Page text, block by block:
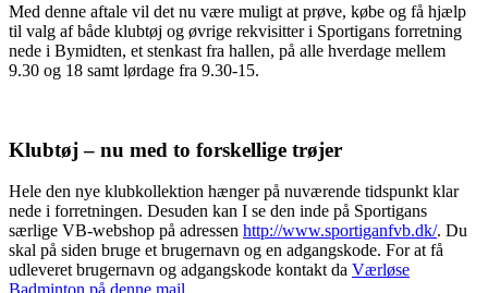
Med denne aftale vil det nu være muligt at prøve, købe og få hjælp
til valg af både klubtøj og øvrige rekvisitter i Sportigans forretning
nede i Bymidten, et stenkast fra hallen, på alle hverdage mellem
9.30 og 18 samt lørdage fra 9.30-15.
Klubtøj – nu med to forskellige trøjer
Hele den nye klubkollektion hænger på nuværende tidspunkt klar
nede i forretningen. Desuden kan I se den inde på Sportigans
særlige VB-webshop på adressen http://www.sportiganfvb.dk/. Du
skal på siden bruge et brugernavn og en adgangskode. For at få
udleveret brugernavn og adgangskode kontakt da Værløse